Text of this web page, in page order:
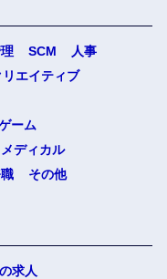
SCM
人事
リエイティブ
ーム
メディカル
その他
求人